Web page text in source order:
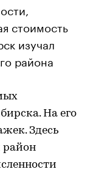
стоимость
изучал
района
На его
Здесь
район